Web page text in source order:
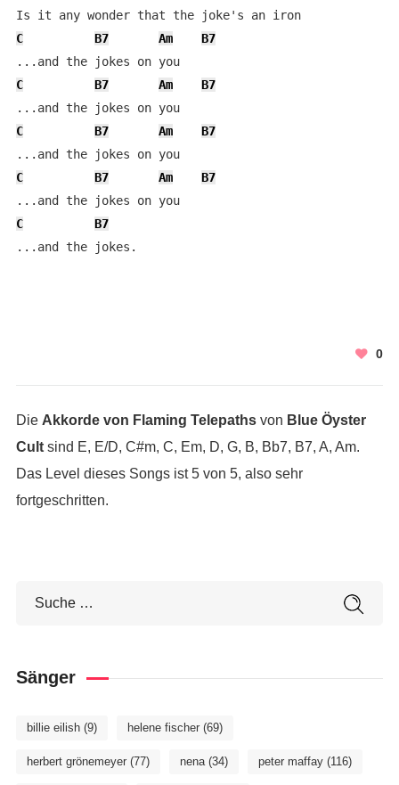
Is it any wonder that the joke's an iron
C
B7 Am
B7
...and the jokes on you
C
B7 Am
B7
...and the jokes on you
C
B7 Am
B7
...and the jokes on you
C
B7 Am
B7
...and the jokes on you
C
B7
...and the jokes.
0
Die Akkorde von Flaming Telepathsvon Blue Öyster
Cultsind E, E/D, C#m, C, Em, D, G, B, Bb7, B7, A, Am.
Das Level dieses Songs ist 5 von 5, also sehr
fortgeschritten.
Sänger
billie eilish(9) helene fischer(69)
herbert grönemeyer(77) nena(34) peter maffay(116)